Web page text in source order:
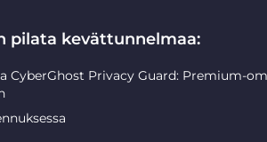
pilata kevättunnelmaa:
CyberGhost Privacy Guard: Premium-